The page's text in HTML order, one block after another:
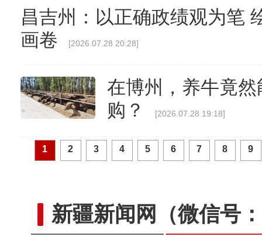
昌吉州：以正确政绩观为笔
画卷
[2026.07.28 20:28]
在博州，养牛竟
购？
[2026.07.28 19:18]
1 2 3 4 5 6 7 8 9
新疆新闻网 （微信号